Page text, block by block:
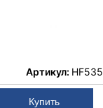
Артикул: HF535